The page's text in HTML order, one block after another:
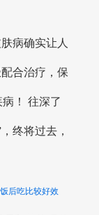
病确实让人
合治疗，保
！ 往深了
终将过去，
后吃比较好效